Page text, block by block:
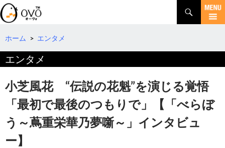
検
索
コ
テ
へ
動
ホーム > エンタメ
エンタメ
小芝風花 “伝説の花魁”を演じる覚悟
「最初で最後のつもりで」【「べらぼ
う～蔦重栄華乃夢噺～」インタビュ
ー】